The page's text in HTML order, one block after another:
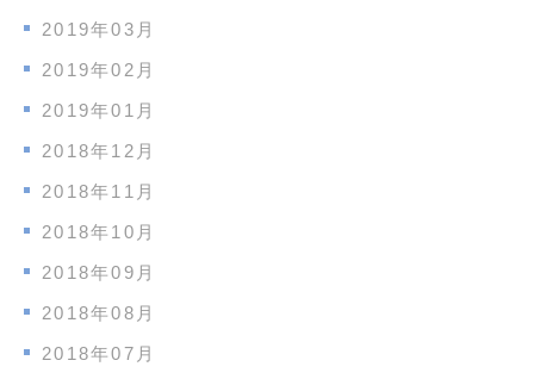
2019年03月
2019年02月
2019年01月
2018年12月
2018年11月
2018年10月
2018年09月
2018年08月
2018年07月